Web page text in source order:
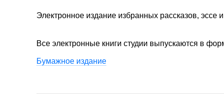
Электронное издание избранных рассказов, эссе
Все электронные книги студии выпускаются в
Бумажное издание